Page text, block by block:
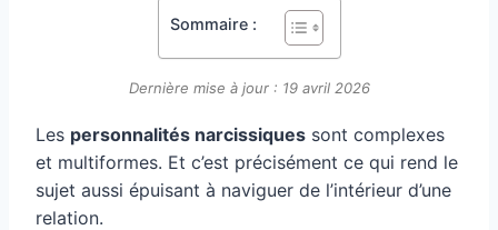
Sommaire :
Dernière mise à jour : 19 avril 2026
Les personnalités narcissiques sont complexes
et multiformes. Et c’est précisément ce qui rend le
sujet aussi épuisant à naviguer de l’intérieur d’une
relation.